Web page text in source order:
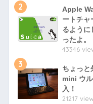
2
Apple
ートチャ
るように
ったよ。
43346
3
ちょっ
mini ウ
入！
21217